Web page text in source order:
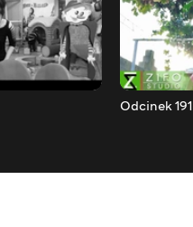
Odcinek 191